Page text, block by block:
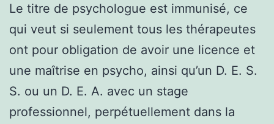
Le titre de psychologue est immunisé, ce
qui veut si seulement tous les thérapeutes
ont pour obligation de avoir une licence et
une maîtrise en psycho, ainsi qu’un D. E. S.
S. ou un D. E. A. avec un stage
professionnel, perpétuellement dans la